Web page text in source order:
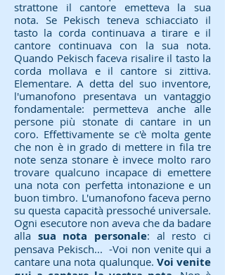
strattone il cantore emetteva la sua
nota. Se Pekisch teneva schiacciato il
tasto la corda continuava a tirare e il
cantore continuava con la sua nota.
Quando Pekisch faceva risalire il tasto la
corda mollava e il cantore si zittiva.
Elementare. A detta del suo inventore,
l'umanofono presentava un vantaggio
fondamentale: permetteva anche alle
persone più stonate di cantare in un
coro. Effettivamente se c'è molta gente
che non è in grado di mettere in fila tre
note senza stonare è invece molto raro
trovare qualcuno incapace di emettere
una nota con perfetta intonazione e un
buon timbro. L'umanofono faceva perno
su questa capacità pressoché universale.
Ogni esecutore non aveva che da badare
alla sua nota personale: al resto ci
pensava Pekisch... -Voi non venite qui a
cantare una nota qualunque. Voi venite